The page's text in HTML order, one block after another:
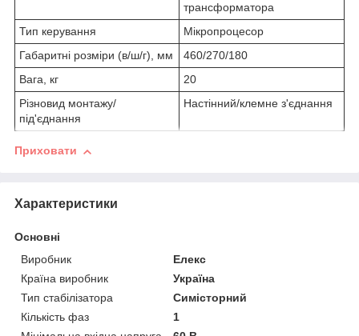
трансформатора
Тип керування
Мікропроцесор
Габаритні розміри (в/ш/г), мм
460/270/180
Вага, кг
20
Різновид монтажу/
під'єднання
Настінний/клемне з'єднання
Приховати
Характеристики
Основні
Виробник
Елекс
Країна виробник
Україна
Тип стабілізатора
Симісторний
Кількість фаз
1